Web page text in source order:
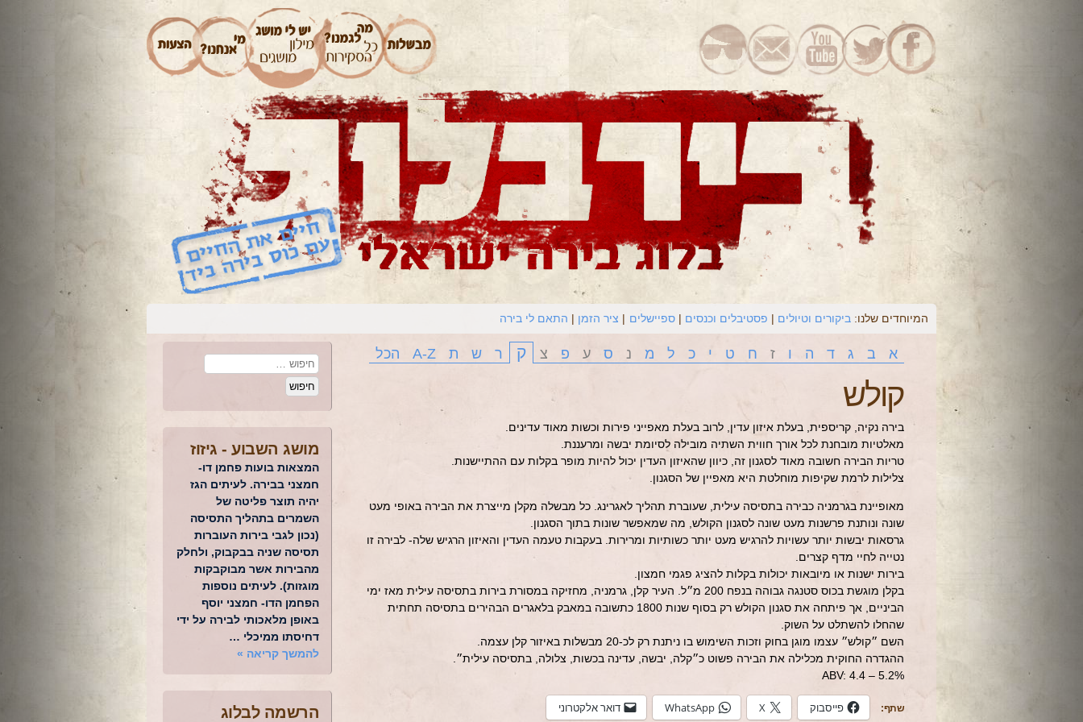
המיוחדים שלנו: ביקורים וטיולים פסטיבלים וכנסים ספיישלים ציר הזמן התאם לי בירה
א ב ג ד ה ו ז ח ט י כ ל מ נ ס ע פ צ ק ר ש ת A-Z הכל
קולש
בירה נקיה, קריספית, בעלת איזון עדין, לרוב בעלת מאפייני פירות וכשות מאוד עדינים.
מאלטיות מובחנת לכל אורך חווית השתיה מובילה לסיומת יבשה ומרעננת.
טריות הבירה חשובה מאוד לסגנון זה, כיוון שהאיזון העדין יכול להיות מופר בקלות עם ההתיישנות.
צלילות לרמת שקיפות מוחלטת היא מאפיין של הסגנון.
מאופיינת בגרמניה כבירה בתסיסה עילית, שעוברת תהליך לאגרינג. כל מבשלה מקלן מייצרת את הבירה באופי מעט
שונה ונותנת פרשנות מעט שונה לסגנון הקולש, מה שמאפשר שונות בתוך הסגנון.
גרסאות יבשות יותר עשויות להרגיש מעט יותר כשותיות ומרירות. בעקבות טעמה העדין והאיזון הרגיש שלה- לבירה זו
נטייה לחיי מדף קצרים.
בירות ישנות או מיובאות יכולות בקלות להציג פגמי חמצון.
בקלן מוגשת בכוס סטנגה גבוהה בנפח 200 מ״ל. העיר קלן, גרמניה, מחזיקה במסורת בירות בתסיסה עילית מאז ימי
הביניים, אך פיתחה את סגנון הקולש רק בסוף שנות 1800 כתשובה במאבק בלאגרים הבהירים בתסיסה תחתית
שהחלו להשתלט על השוק.
השם ״קולש״ עצמו מוגן בחוק וזכות השימוש בו ניתנת רק לכ-20 מבשלות באיזור קלן עצמה.
ההגדרה החוקית מכלילה את הבירה פשוט כ״קלה, יבשה, עדינה בכשות, צלולה, בתסיסה עילית״.
ABV: 4.4 – 5.2%
שתף: פייסבוק X
WhatsApp דואר אלקטרוני
מושג השבוע - גיזוז
המצאות בועות פחמן דו-
חמצני בבירה. לעיתים הגז
יהיה תוצר פליטה של
השמרים בתהליך התסיסה
(נכון לגבי בירות העוברות
תסיסה שניה בבקבוק, ולחלק
מהבירות אשר מבוקבקות
מוגזות). לעיתים נוספות
הפחמן הדו- חמצני יוסף
באופן מלאכותי לבירה על ידי
דחיסתו ממיכלי …
להמשך קריאה »
הרשמה לבלוג